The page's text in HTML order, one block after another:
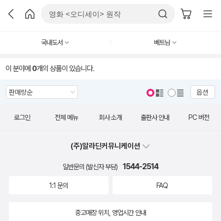
국내도서 베트남
이 분야에 0개의 상품이 있습니다.
옵션
로그인 전체 메뉴 회사 소개 출판사 안내 PC 버전
(주)알라딘커뮤니케이션
일반문의 (발신자 부담) 1544-2514
1:1 문의 FAQ
중고매장 위치, 영업시간 안내